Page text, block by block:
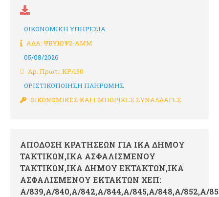
ΟΙΚΟΝΟΜΙΚΗ ΥΠΗΡΕΣΙΑ
ΑΔΑ: ΨΒΥ1ΩΨ2-ΑΜΜ
05/08/2026
Αρ. Πρωτ.: ΚΡ/150
ΟΡΙΣΤΙΚΟΠΟΙΗΣΗ ΠΛΗΡΩΜΗΣ
ΟΙΚΟΝΟΜΙΚΕΣ ΚΑΙ ΕΜΠΟΡΙΚΕΣ ΣΥΝΑΛΛΑΓΕΣ
ΑΠΟΔΟΣΗ ΚΡΑΤΗΣΕΩΝ ΓΙΑ ΙΚΑ ΔΗΜΟΥ
ΤΑΚΤΙΚΩΝ,ΙΚΑ ΑΣΦΑΛΙΣΜΕΝΟΥ
ΤΑΚΤΙΚΩΝ,ΙΚΑ ΔΗΜΟΥ ΕΚΤΑΚΤΩΝ,ΙΚΑ
ΑΣΦΑΛΙΣΜΕΝΟΥ ΕΚΤΑΚΤΩΝ ΧΕΠ:
Α/839,Α/840,Α/842,Α/844,Α/845,Α/848,Α/852,Α/